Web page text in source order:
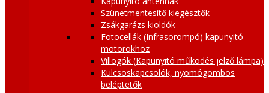
Szünetmentesítő kiegésztők
Zsákgarázs kioldók
Fotocellák (Infrasorompó) kapunyitó
motorokhoz
Villogók (Kapunyitó működés jelző lámpa)
Kulcsoskapcsolók, nyomógombos
beléptetők